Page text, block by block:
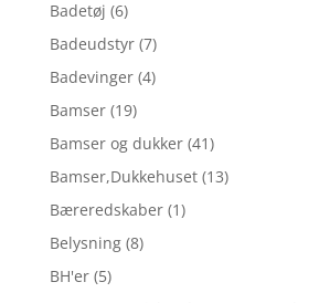
Badetøj (6)
Badeudstyr (7)
Badevinger (4)
Bamser (19)
Bamser og dukker (41)
Bamser,Dukkehuset (13)
Bæreredskaber (1)
Belysning (8)
BH'er (5)